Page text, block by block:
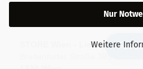
Nur
Weitere
STORE Wien - Liesing
🔍